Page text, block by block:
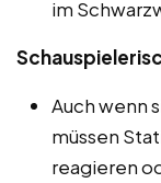
im
Auch wenn
müssen
reagieren